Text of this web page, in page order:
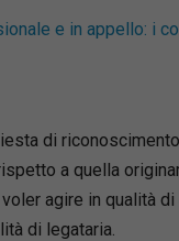
e in appello: i
di
a quella
agire in qualità
di legataria.